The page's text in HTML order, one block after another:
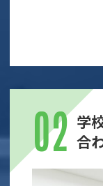
学
合